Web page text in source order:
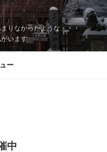
まりなかったような・・・
います
ー
中